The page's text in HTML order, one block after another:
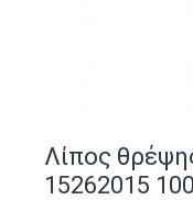
Λίπος
15262015